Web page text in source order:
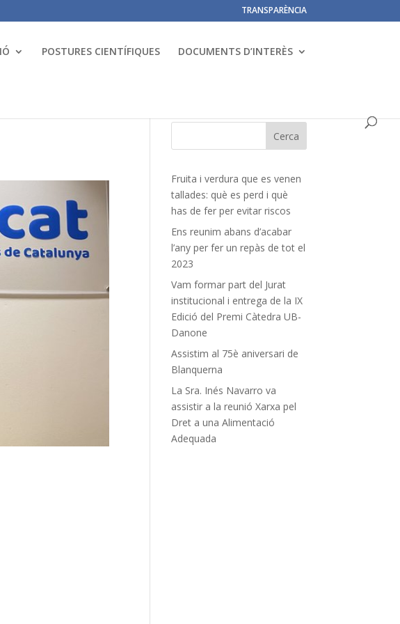
TRANSPARÈNCIA
POSTURES CIENTÍFIQUES DOCUMENTS D’INTERÈS
Fruita i verdura que es venen
tallades: què es perd i què
has de fer per evitar riscos
Ens reunim abans d’acabar
l’any per fer un repàs de tot el
2023
Vam formar part del Jurat
institucional i entrega de la IX
Edició del Premi Càtedra UB-
Danone
Assistim al 75è aniversari de
Blanquerna
La Sra. Inés Navarro va
assistir a la reunió Xarxa pel
Dret a una Alimentació
Adequada